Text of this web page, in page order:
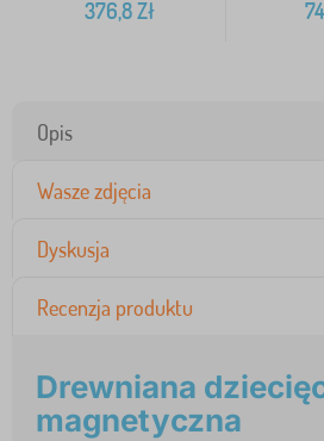
376,8Zł
Opis
Wasze zdjęcia
Dyskusja
Recenzja produktu
Drewniana
magnetyczna